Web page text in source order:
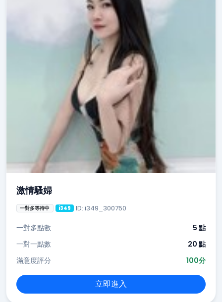
激情騷婦
一對多等待中 i349 ID: i349_300750
一對多點數
5 點
一對一點數
20 點
滿意度評分
100分
立即進入